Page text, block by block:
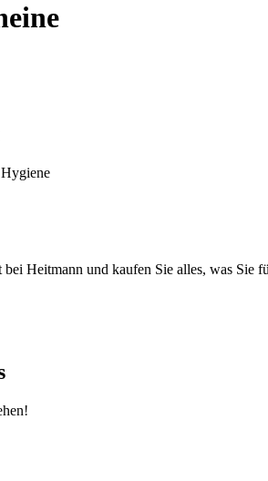
Heitmann und kaufen Sie alles, was Sie